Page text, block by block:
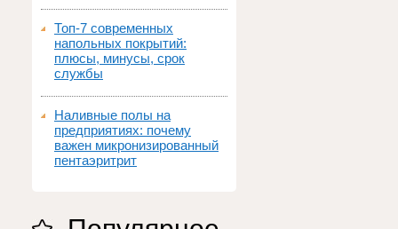
Топ‑7 современных
напольных покрытий:
плюсы, минусы, срок
службы
Наливные полы на
предприятиях: почему
важен микронизированный
пентаэритрит